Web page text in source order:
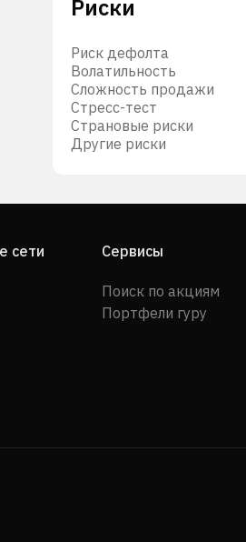
Риски
Риск дефолта
Волатильность
Сложность продажи
Стресс-тест
Страновые риски
Другие риски
сети Сервисы
Поиск по акциям
Портфели гуру